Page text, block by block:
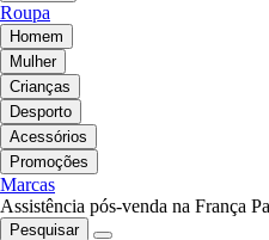
Roupa
Homem
Mulher
Crianças
Desporto
Acessórios
Promoções
Marcas
Assistência pós-venda na França
Pesquisar